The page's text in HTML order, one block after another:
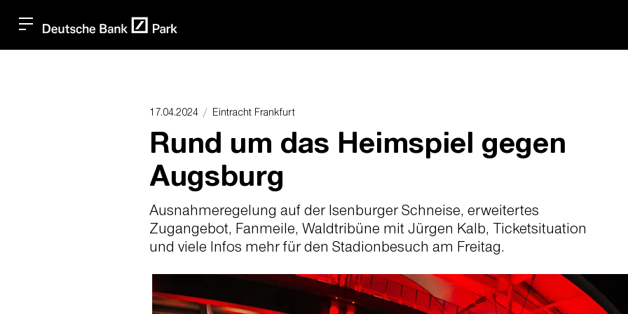
17.04.2024 Eintracht Frankfurt
Rund um das Heimspiel gegen
Augsburg
Ausnahmeregelung auf der Isenburger Schneise, erweitertes
Zugangebot, Fanmeile, Waldtribüne mit Jürgen Kalb, Ticketsituation
und viele Infos mehr für den Stadionbesuch am Freitag.